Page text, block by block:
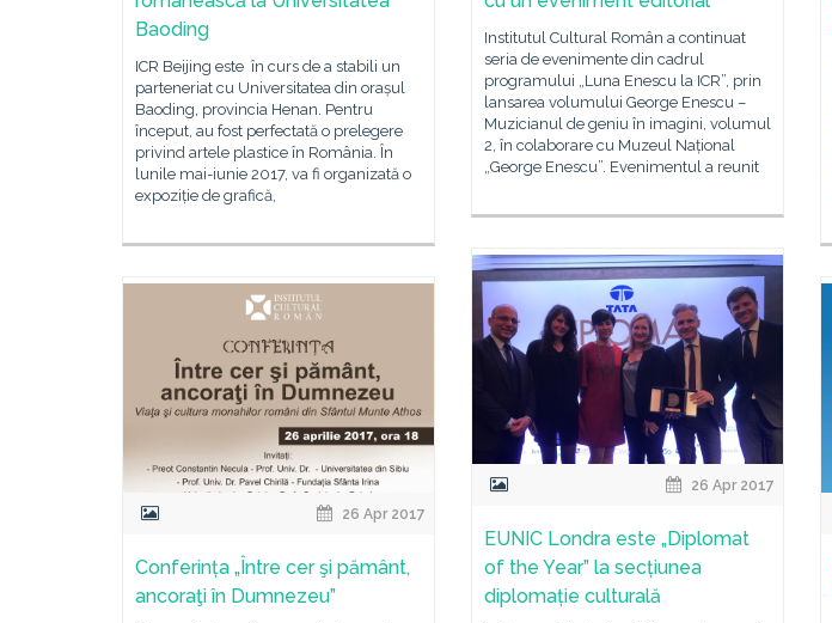
Baoding
ICR Beijing este în curs de a stabili un
parteneriat cu Universitatea din orașul
Baoding, provincia Henan. Pentru
început, au fost perfectată o prelegere
privind artele plastice în România. În
lunile mai-iunie 2017, va fi organizată o
expoziție de grafică,
Institutul Cultural Român a continuat
seria de evenimente din cadrul
programului „Luna Enescu la ICR”, prin
lansarea volumului George Enescu –
Muzicianul de geniu în imagini, volumul
2, în colaborare cu Muzeul Național
„George Enescu”. Evenimentul a reunit
26 Apr 2017
EUNIC Londra este „Diplomat
of the Year” la secțiunea
diplomație culturală
26 Apr 2017
Conferința „Între cer şi pământ,
ancoraţi în Dumnezeu”